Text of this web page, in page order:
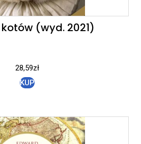
(wyd. 2021)
28,59zł
KUP